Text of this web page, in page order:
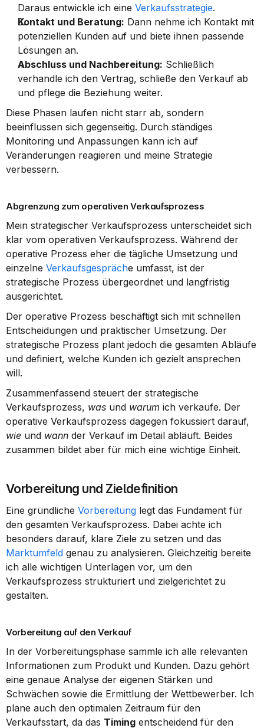
Daraus entwickle ich eine Verkaufsstrategie.
Kontakt und Beratung: Dann nehme ich Kontakt mit
potenziellen Kunden auf und biete ihnen passende
Lösungen an.
Abschluss und Nachbereitung: Schließlich
verhandle ich den Vertrag, schließe den Verkauf ab
und pflege die Beziehung weiter.
Diese Phasen laufen nicht starr ab, sondern
beeinflussen sich gegenseitig. Durch ständiges
Monitoring und Anpassungen kann ich auf
Veränderungen reagieren und meine Strategie
verbessern.
Abgrenzung zum operativen Verkaufsprozess
Mein strategischer Verkaufsprozess unterscheidet sich
klar vom operativen Verkaufsprozess. Während der
operative Prozess eher die tägliche Umsetzung und
einzelne Verkaufsgespräche umfasst, ist der
strategische Prozess übergeordnet und langfristig
ausgerichtet.
Der operative Prozess beschäftigt sich mit schnellen
Entscheidungen und praktischer Umsetzung. Der
strategische Prozess plant jedoch die gesamten Abläufe
und definiert, welche Kunden ich gezielt ansprechen
will.
Zusammenfassend steuert der strategische
Verkaufsprozess, was und warum ich verkaufe. Der
wie und wann der Verkauf im Detail abläuft. Beides
zusammen bildet aber für mich eine wichtige Einheit.
Vorbereitung und Zieldefinition
Eine gründliche Vorbereitung legt das Fundament für
den gesamten Verkaufsprozess. Dabei achte ich
Marktumfeld genau zu analysieren. Gleichzeitig bereite
ich alle wichtigen Unterlagen vor, um den
Verkaufsprozess strukturiert und zielgerichtet zu
gestalten.
Vorbereitung auf den Verkauf
In der Vorbereitungsphase sammle ich alle relevanten
Informationen zum Produkt und Kunden. Dazu gehört
eine genaue Analyse der eigenen Stärken und
Schwächen sowie die Ermittlung der Wettbewerber. Ich
plane auch den optimalen Zeitraum für den
Verkaufsstart, da das Timing entscheidend für den